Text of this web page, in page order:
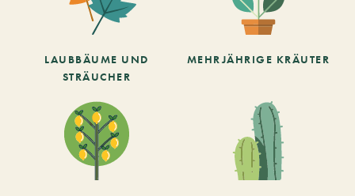
LAUBBÄUME UND
STRÄUCHER
MEHRJÄHRIGE KRÄUTER